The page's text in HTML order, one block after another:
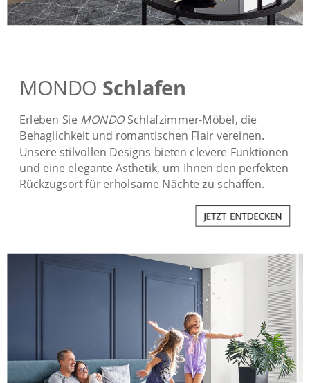
MONDO Schlafen
Erleben Sie MONDOSchlafzimmer-Möbel, die
Behaglichkeit und romantischen Flair vereinen.
Unsere stilvollen Designs bieten clevere Funktionen
und eine elegante Ästhetik, um Ihnen den perfekten
Rückzugsort für erholsame Nächte zu schaffen.